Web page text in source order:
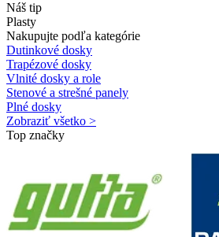
Náš tip
Plasty
Nakupujte podľa kategórie
Dutinkové dosky
Trapézové dosky
Vlnité dosky a role
Stenové a strešné panely
Plné dosky
Zobraziť všetko >
Top značky